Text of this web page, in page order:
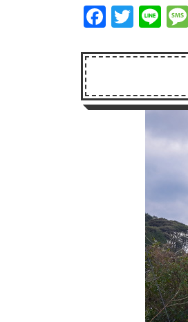
F
a
c
b
T
w
it
e
Li
n
e